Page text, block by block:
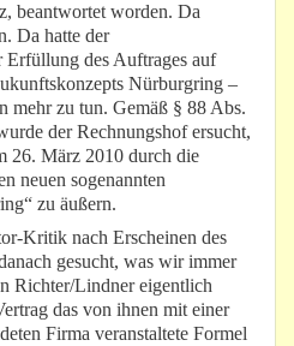
beantwortet worden. Da
Da hatte der
Erfüllung des Auftrages auf
Nürburgring –
mehr zu tun. Gemäß § 88 Abs.
der Rechnungshof ersucht,
26. März 2010 durch die
neuen sogenannten
zu äußern.
Kritik nach Erscheinen des
gesucht, was wir immer
Richter/Lindner eigentlich
das von ihnen mit einer
Firma veranstaltete Formel